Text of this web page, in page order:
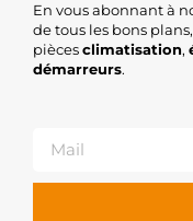
En vous abonnant à
de tous les bons
piècesclimatisation,
démarreurs.